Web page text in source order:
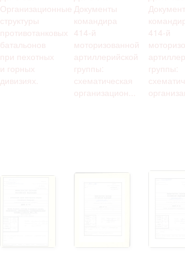
Организационные
структуры
противотанковых
батальонов
при пехотных
и горных
дивизиях.
Документы
командира
414-й
моторизованной
артиллерийской
группы:
схематическая
организацион...
414-й
группы: